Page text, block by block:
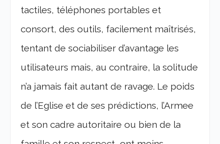
tactiles, téléphones portables et
consort, des outils, facilement maîtrisés,
tentant de sociabiliser d’avantage les
utilisateurs mais, au contraire, la solitude
n’a jamais fait autant de ravage. Le poids
de l’Eglise et de ses prédictions, l’Armee
et son cadre autoritaire ou bien de la